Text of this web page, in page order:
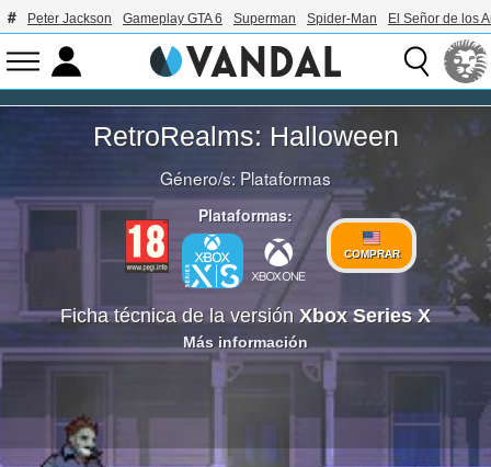
Peter Jackson Gameplay GTA 6 Superman Spider-Man El Señor de los
RetroRealms: Halloween
Género/s: Plataformas
Plataformas:
COMPRAR
Ficha técnica de la versión Xbox Series X
Más información